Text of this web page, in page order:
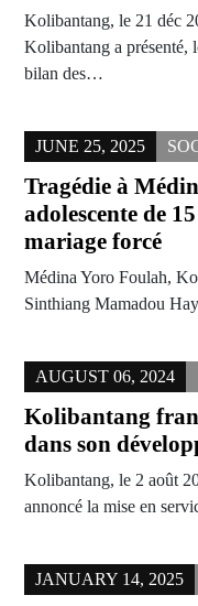
Kolibantang, le 21 déc
Kolibantang a présenté,
bilan des…
JUNE 25, 2025
Tragédie à
adolescente de
mariage forcé
Médina Yoro Foulah,
Sinthiang Mamadou
AUGUST 06, 2024
Kolibantang
dans son
Kolibantang, le 2 août
annoncé la mise en
JANUARY 14, 2025